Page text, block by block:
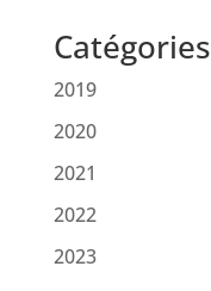
Catégories
2019
2020
2021
2022
2023